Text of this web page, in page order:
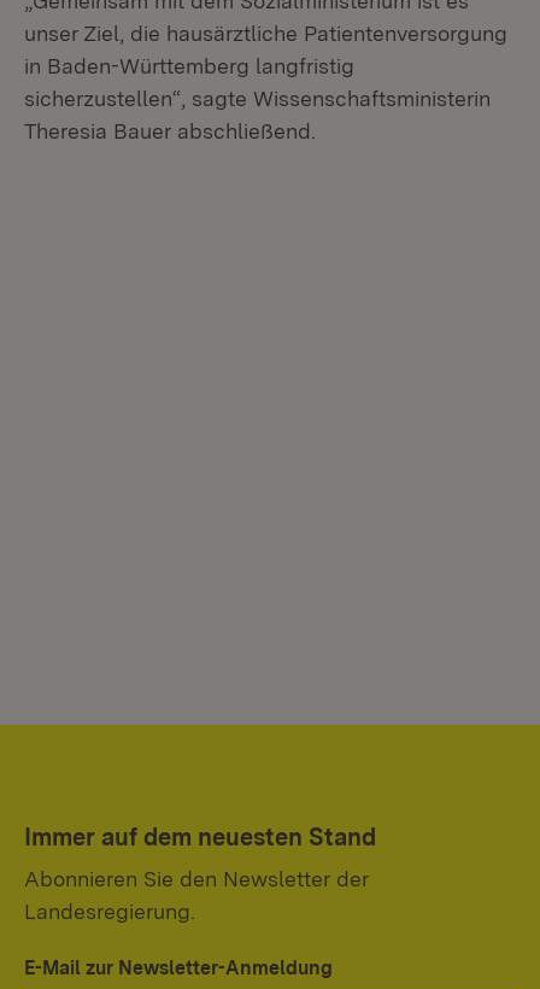
unser Ziel, die hausärztliche Patientenversorgung
in Baden-Württemberg langfristig
sicherzustellen“, sagte Wissenschaftsministerin
Theresia Bauer abschließend.
Immer auf dem neuesten Stand
Abonnieren Sie den Newsletter der
Landesregierung.
E-Mail zur Newsletter-Anmeldung